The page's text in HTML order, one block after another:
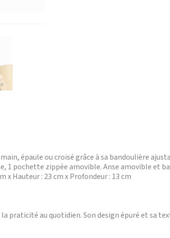
épaule ou croisé grâce à sa bandoulière
1 pochette zippée amovible. Anse amovible et
Hauteur : 23 cm x Profondeur : 13 cm
praticité au quotidien. Son design épuré et sa